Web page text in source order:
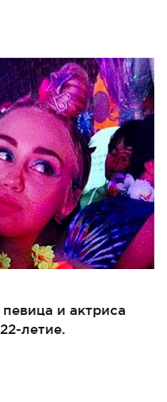
и актриса
летие.